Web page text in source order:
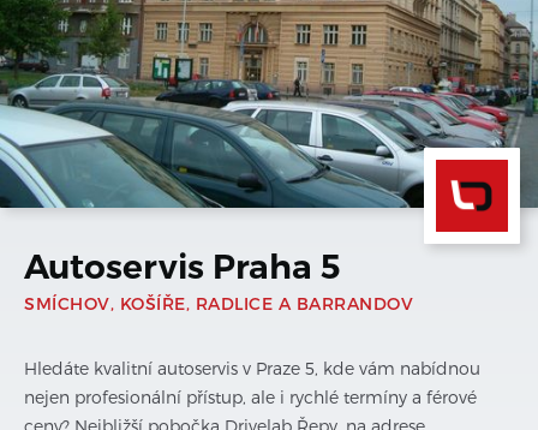
Autoservis Praha 5
SMÍCHOV, KOŠÍŘE, RADLICE A BARRANDOV
Hledáte kvalitní autoservis v Praze 5, kde vám nabídnou
nejen profesionální přístup, ale i rychlé termíny a férové
ceny? Nejbližší pobočka Drivelab Řepy, na adrese